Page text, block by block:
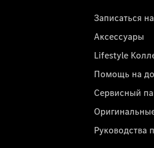
Записаться
Аксессуары
Lifestyle
Помощь на
Сервисный
Руководства